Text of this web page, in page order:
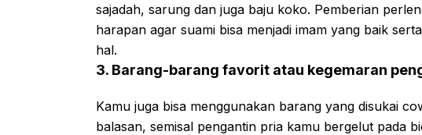
sajadah, sarung dan juga baju koko. Pemberian
harapan agar suami bisa menjadi imam yang baik
hal.
3. Barang-barang favorit atau kegemaran
Kamu juga bisa menggunakan barang yang disukai
balasan, semisal pengantin pria kamu bergelut pada